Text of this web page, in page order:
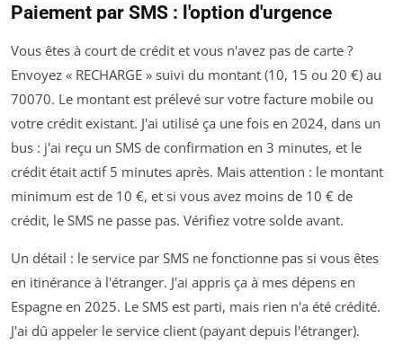
Paiement par SMS : l'option d'urgence
Vous êtes à court de crédit et vous n'avez pas de carte ?
Envoyez « RECHARGE » suivi du montant (10, 15 ou 20 €) au
70070. Le montant est prélevé sur votre facture mobile ou
votre crédit existant. J'ai utilisé ça une fois en 2024, dans un
bus : j'ai reçu un SMS de confirmation en 3 minutes, et le
crédit était actif 5 minutes après. Mais attention : le montant
minimum est de 10 €, et si vous avez moins de 10 € de
crédit, le SMS ne passe pas. Vérifiez votre solde avant.
Un détail : le service par SMS ne fonctionne pas si vous êtes
en itinérance à l'étranger. J'ai appris ça à mes dépens en
Espagne en 2025. Le SMS est parti, mais rien n'a été crédité.
J'ai dû appeler le service client (payant depuis l'étranger).